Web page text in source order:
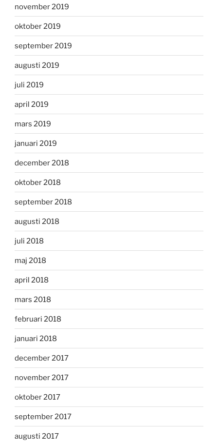
november 2019
oktober 2019
september 2019
augusti 2019
juli 2019
april 2019
mars 2019
januari 2019
december 2018
oktober 2018
september 2018
augusti 2018
juli 2018
maj 2018
april 2018
mars 2018
februari 2018
januari 2018
december 2017
november 2017
oktober 2017
september 2017
augusti 2017